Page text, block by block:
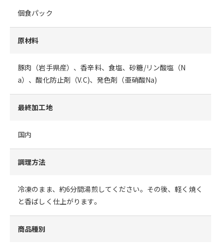
個食パック
原材料
豚肉（岩手県産）、香辛料、食塩、砂糖/リン酸塩（N
a）、酸化防止剤（V.C)、発色剤（亜硝酸Na)
最終加工地
国内
調理方法
冷凍のまま、約6分間湯煎してください。その後、軽く焼く
と香ばしく仕上がります。
商品種別